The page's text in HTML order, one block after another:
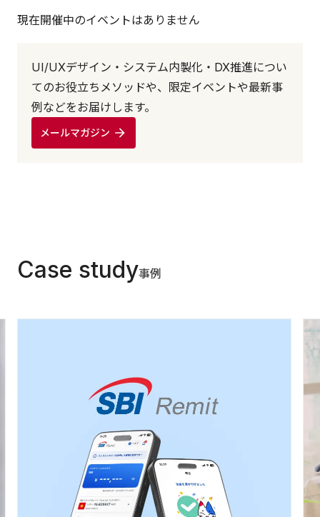
現在開催中のイベントはありません
UI/UXデザイン・システム内製化・DX推進につい
てのお役立ちメソッドや、限定イベントや最新事
例などをお届けします。
メールマガジン
Case study事例